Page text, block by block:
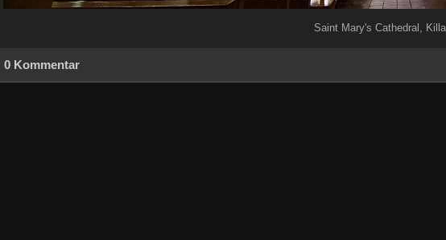
Saint Mary's Cathedral,
0 Kommentar